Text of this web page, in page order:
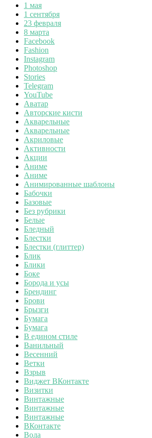
1 мая
1 сентября
23 февраля
8 марта
Facebook
Fashion
Instagram
Photoshop
Stories
Telegram
YouTube
Аватар
Авторские кисти
Акварельные
Акварельные
Акриловые
Активности
Акции
Аниме
Аниме
Анимированные шаблоны
Бабочки
Базовые
Без рубрики
Белые
Бледный
Блестки
Блестки (глиттер)
Блик
Блики
Боке
Борода и усы
Брендинг
Брови
Брызги
Бумага
Бумага
В едином стиле
Ванильный
Весенний
Ветки
Взрыв
Виджет ВКонтакте
Визитки
Винтажные
Винтажные
Винтажные
ВКонтакте
Вода